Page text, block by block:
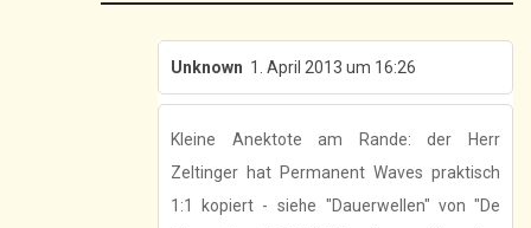
Unknown 1. April 2013 um 16:26
Kleine Anektote am Rande: der Herr
Zeltinger hat Permanent Waves praktisch
1:1 kopiert - siehe "Dauerwellen" von "De